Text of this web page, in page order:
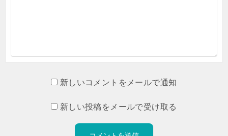
新しいコメントをメールで通知
新しい投稿をメールで受け取る